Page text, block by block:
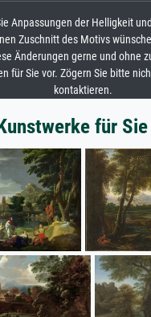
Anpassungen der Helligkeit
Zuschnitt des Motivs
Änderungen gerne und ohne
für Sie vor. Zögern Sie bitte
kontaktieren.
für